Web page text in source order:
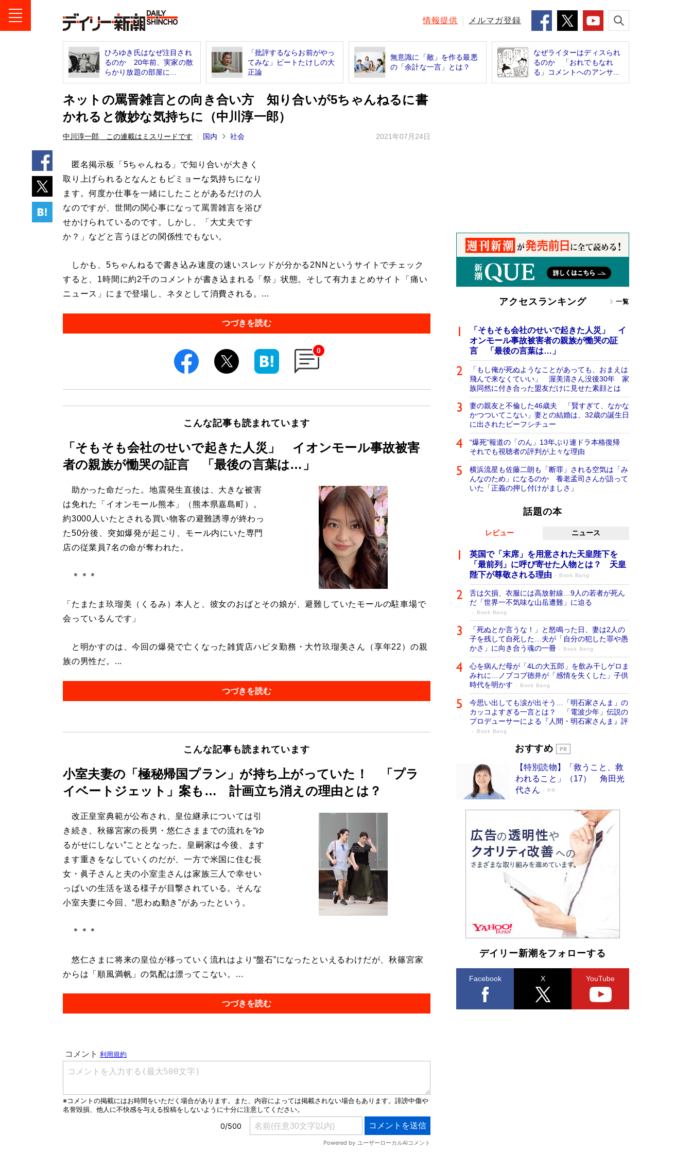
情報提供 メルマガ登録
ひろゆき氏はなぜ注目され
るのか 20年前、実家の散
らかり放題の部屋に...
「批評するならお前がやっ
てみな」ビートたけしの大
正論
無意識に「敵」を作る最悪
の「余計な一言」とは？
なぜライターはディスられ
るのか 「おれでもなれ
る」コメントへのアンサ...
ネットの罵詈雑言との向き合い方 知り合いが5ちゃんねるに書
かれると微妙な気持ちに（中川淳一郎）
中川淳一郎 この連載はミスリードです 国内 社会 2021年07月24日
匿名掲示板「5ちゃんねる」で知り合いが大きく
取り上げられるとなんともビミョーな気持ちになり
ます。何度か仕事を一緒にしたことがあるだけの人
なのですが、世間の関心事になって罵詈雑言を浴び
せかけられているのです。しかし、「大丈夫です
か？」などと言うほどの関係性でもない。
しかも、5ちゃんねるで書き込み速度の速いスレッドが分かる2NNというサイトでチェック
すると、1時間に約2千のコメントが書き込まれる「祭」状態。そして有力まとめサイト「痛い
ニュース」にまで登場し、ネタとして消費される。...
つづきを読む
0
こんな記事も読まれています
「そもそも会社のせいで起きた人災」 イオンモール事故被害
者の親族が慟哭の証言 「最後の言葉は…」
助かった命だった。地震発生直後は、大きな被害
は免れた「イオンモール熊本」（熊本県嘉島町）。
約3000人いたとされる買い物客の避難誘導が終わっ
た50分後、突如爆発が起こり、モール内にいた専門
店の従業員7名の命が奪われた。
＊＊＊
「たまたま玖瑠美（くるみ）本人と、彼女のおばとその娘が、避難していたモールの駐車場で
会っているんです」
と明かすのは、今回の爆発で亡くなった雑貨店ハビタ勤務・大竹玖瑠美さん（享年22）の親
族の男性だ。...
つづきを読む
こんな記事も読まれています
小室夫妻の「極秘帰国プラン」が持ち上がっていた！ 「プラ
イベートジェット」案も… 計画立ち消えの理由とは？
改正皇室典範が公布され、皇位継承については引
き続き、秋篠宮家の長男・悠仁さままでの流れを“ゆ
るがせにしない”こととなった。皇嗣家は今後、ます
ます重きをなしていくのだが、一方で米国に住む長
女・眞子さんと夫の小室圭さんは家族三人で幸せい
っぱいの生活を送る様子が目撃されている。そんな
小室夫妻に今回、“思わぬ動き”があったという。
＊＊＊
悠仁さまに将来の皇位が移っていく流れはより“盤石”になったといえるわけだが、秋篠宮家
からは「順風満帆」の気配は漂ってこない。...
つづきを読む
アクセスランキング 一覧
「そもそも会社のせいで起きた人災」 イ
オンモール事故被害者の親族が慟哭の証
言 「最後の言葉は…」
「もし俺が死ぬようなことがあっても、おまえは
飛んで来なくていい」 渥美清さん没後30年 家
族同然に付き合った盟友だけに見せた素顔とは
妻の親友と不倫した46歳夫 「賢すぎて、なかな
かつついてこない」妻との結婚は、32歳の誕生日
に出されたビーフシチュー
“爆死”報道の「のん」13年ぶり連ドラ本格復帰
それでも視聴者の評判が上々な理由
横浜流星も佐藤二朗も「断罪」される空気は「み
んなのため」になるのか 養老孟司さんが語って
いた「正義の押し付けがましさ」
話題の本
レビュー ニュース
英国で「末席」を用意された天皇陛下を
「最前列」に呼び寄せた人物とは？ 天皇
陛下が尊敬される理由
Book Bang
舌は欠損、衣服には高放射線…9人の若者が死ん
だ「世界一不気味な山岳遭難」に迫る
Book Bang
「死ぬとか言うな！」と怒鳴った日、妻は2人の
子を残して自死した…夫が「自分の犯した罪や愚
かさ」に向き合う魂の一冊
Book Bang
心を病んだ母が「4Lの大五郎」を飲み干しゲロま
みれに…ノブコブ徳井が「感情を失くした」子供
時代を明かす
Book Bang
今思い出しても涙が出そう…「明石家さんま」の
カッコよすぎる一言とは？ 「電波少年」伝説の
プロデューサーによる『人間・明石家さんま』評
Book Bang
「宇宙兄弟」最終46巻がベストセラー1
物語に幕 特装版には「宇宙で描かれたマ
ンガ」も収録
Book Bang
美輪明宏 晩年の回答を集めた『ほほえんで生き
「『火垂るの墓』は、大嘘である」原作者が抱き
続けた“自責の念”とは…「自己憐憫は描きたくな
い」監督が徹底的にこだわったこと（後編） #
戦争の記憶
Book Bang
入社10年目にして最下位の営業がトップに大逆
転 上司の“意外な一言”から生まれた「雑談のテ
Book Bang
皇室はなぜ世界から尊敬されているのか？ 「天
皇陛下はお元気でおられるか」がサウジ国王の第
一声になる理由
おすすめ
【特別読物】「救うこと、救
われること」（17） 角田光
代さん
PR
デイリー新潮をフォローする
Facebook X YouTube